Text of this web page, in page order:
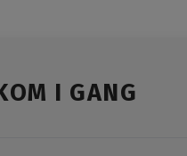
I GANG